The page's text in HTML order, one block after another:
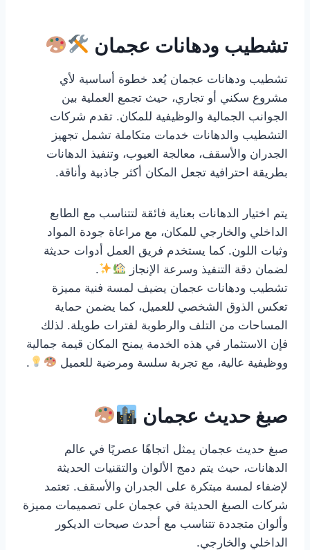
تشطيب ودهانات عجمان
تشطيب ودهانات عجمان يُعد خطوة أساسية لأي
مشروع سكني أو تجاري، حيث تجمع العملية بين
الجوانب الجمالية والوظيفية للمكان. تقدم شركات
التشطيب والدهانات خدمات متكاملة تشمل تجهيز
الجدران والأسقف، معالجة العيوب، وتنفيذ الدهانات
بطريقة احترافية تجعل المكان أكثر جاذبية وأناقة.
يتم اختيار الدهانات بعناية فائقة لتتناسب مع الطابع
الداخلي والخارجي للمكان، مع مراعاة جودة المواد
وثبات اللون. كما يستخدم فريق العمل أدوات حديثة
لضمان دقة التنفيذ وسرعة الإنجاز
.
تشطيب ودهانات عجمان يضيف لمسة فنية مميزة
تعكس الذوق الشخصي للعميل، كما يضمن حماية
المساحات من التلف والرطوبة لفترات طويلة. لذلك
فإن الاستثمار في هذه الخدمة يمنح المكان قيمة جمالية
ووظيفية عالية، مع تجربة سلسة ومرضية للعميل
.
صبغ حديث عجمان
صبغ حديث عجمان يمثل اتجاهًا عصريًا في عالم
الدهانات، حيث يتم دمج الألوان والتقنيات الحديثة
لإضفاء لمسة مبتكرة على الجدران والأسقف. تعتمد
شركات الصبغ الحديثة في عجمان على تصميمات مميزة
وألوان متجددة تتناسب مع أحدث صيحات الديكور
الداخلي والخارجي.